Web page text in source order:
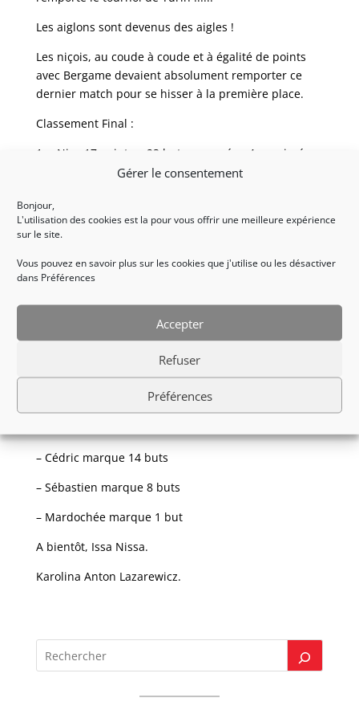
Gérer le consentement
Bonjour,
L'utilisation des cookies est la pour vous offrir une meilleure expérience
sur le site.
Vous pouvez en savoir plus sur les cookies que j'utilise ou les désactiver
dans Préférences
Accepter
Refuser
Préférences
Les aiglons sont devenus des aigles !
Les niçois, au coude à coude et à égalité de points
avec Bergame devaient absolument remporter ce
dernier match pour se hisser à la première place.
Classement Final :
1er Nice 17 points, +23 buts marqués, -4 encaissés,
+19 Goalaverage
2ème Bergame 17 points, +29 buts marqués, -13
encaissés, +16 Goalaverage
4ème Reggina 10 points
5ème Augusta 9 points
6ème Graz 7 points
– Cédric marque 14 buts
– Sébastien marque 8 buts
– Mardochée marque 1 but
A bientôt, Issa Nissa.
Karolina Anton Lazarewicz.